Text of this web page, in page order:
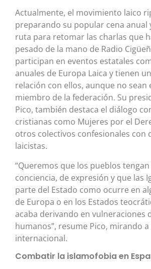
Actualmente, el movimiento laico
preparando su popular cena anual
ruta para retomar las charlas que
pesado de la mano de Radio
participan en eventos estatales
anuales de Europa Laica y tienen
relación con ellos, aunque no sean
miembro de la federación. Su
Pico, también destaca el diálogo
cristianas como Mujeres por el
otros colectivos confesionales con
laicistas.
“Queremos que los pueblos
conciencia, de expresión y que las
parte del Estado como ocurre en
de Europa o en los Estados
acaba derivando en vulneraciones
humanos”, resume Pico, mirando
internacional.
Combatir la islamofobia en